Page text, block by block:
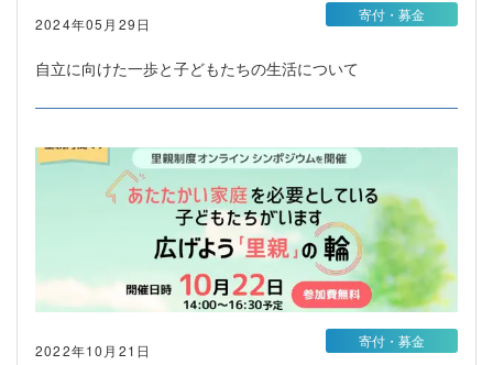
2024年05月29日
自立に向けた一歩と子どもたちの生活について
寄付・募金
2022年10月21日
寄付・募金